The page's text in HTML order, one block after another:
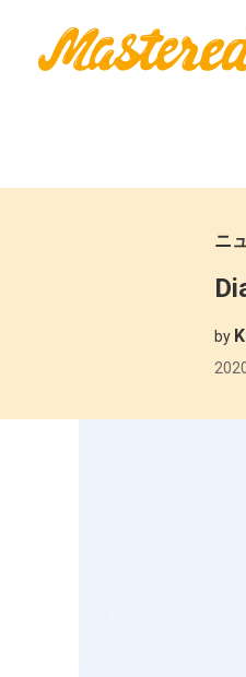
ニ
by